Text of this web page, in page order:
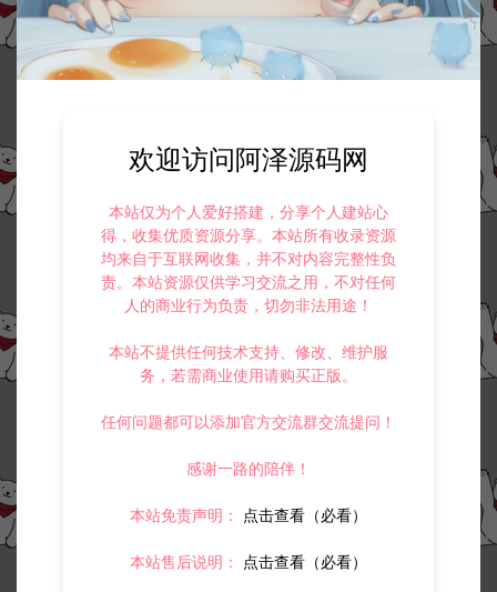
此资源下载价格为 30 星钻，请先 登录
收藏 (0) 打赏
本站资源售价只是赞助，收取费用仅维持本站的日常运营所需。
欢迎访问阿泽源码网
本站仅为个人爱好搭建，分享个人建站心
得，收集优质资源分享。本站所有收录资源
均来自于互联网收集，并不对内容完整性负
责。本站资源仅供学习交流之用，不对任何
人的商业行为负责，切勿非法用途！
本站不提供任何技术支持、修改、维护服
务，若需商业使用请购买正版。
任何问题都可以添加官方交流群交流提问！
感谢一路的陪伴！
本站免责声明： 点击查看（必看）
本站售后说明： 点击查看（必看）